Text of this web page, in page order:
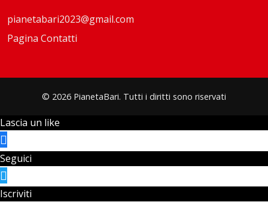
pianetabari2023@gmail.com
Pagina Contatti
© 2026 PianetaBari. Tutti i diritti sono riservati
Lascia un like
Seguici
Iscriviti